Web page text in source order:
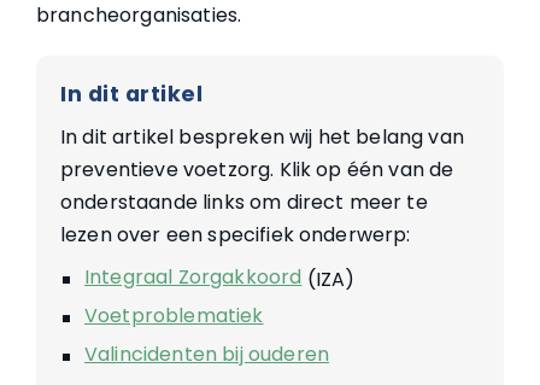
brancheorganisaties.
In dit artikel
In dit artikel bespreken wij het belang van
preventieve voetzorg. Klik op één van de
onderstaande links om direct meer te
lezen over een specifiek onderwerp:
Integraal Zorgakkoord(IZA)
Voetproblematiek
Valincidenten bij ouderen